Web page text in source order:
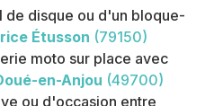
de disque ou d'un bloque-
Étusson (79150)
moto sur place avec
en-Anjou (49700)
ou d'occasion entre